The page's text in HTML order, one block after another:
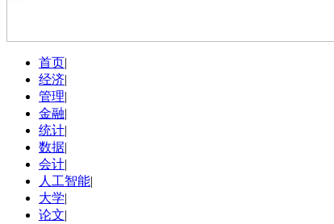
首页|
经济|
管理|
金融|
统计|
数据|
会计|
人工智能|
大学|
论文|